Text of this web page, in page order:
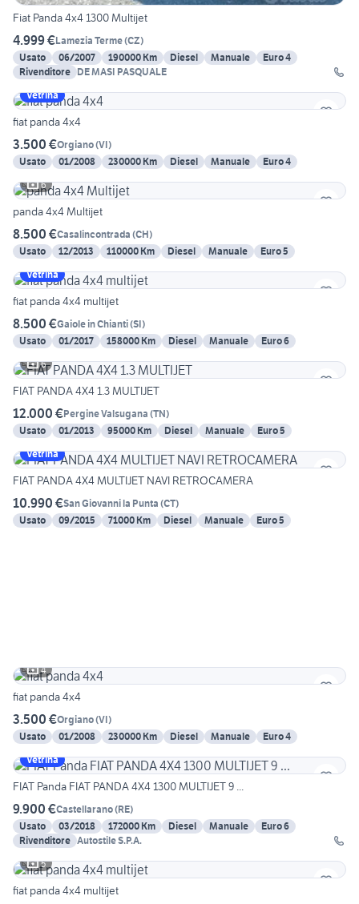
Fiat Panda 4x4 1300 Multijet
4.999 €Lamezia Terme(CZ)
Usato
06/2007 190000 Km Diesel Manuale
Euro 4
Rivenditore DE MASI PASQUALE
Vetrina
fiat panda 4x4
3.500 €Orgiano(VI)
Usato
01/2008 230000 Km Diesel Manuale
Euro 4
6
panda 4x4 Multijet
8.500 €Casalincontrada (CH)
Usato
12/2013 110000 Km Diesel Manuale
Euro 5
Vetrina
fiat panda 4x4 multijet
8.500 €Gaiole in Chianti(SI)
Usato
01/2017 158000 Km Diesel Manuale
Euro 6
6
FIAT PANDA 4X4 1.3 MULTIJET
12.000 €Pergine Valsugana (TN)
Usato
01/2013 95000 Km Diesel Manuale
Euro 5
Vetrina
FIAT PANDA 4X4 MULTIJET NAVI RETROCAMERA
10.990 €San Giovanni la Punta (CT)
Usato
09/2015 71000 Km Diesel Manuale Euro 5
4
fiat panda 4x4
3.500 €Orgiano(VI)
Usato
01/2008 230000 Km Diesel Manuale
Euro 4
Vetrina
FIAT Panda FIAT PANDA 4X4 1300 MULTIJET 9 ...
9.900 €Castellarano(RE)
Usato
03/2018 172000 Km Diesel Manuale
Euro 6
Rivenditore Autostile S.P.A.
5
fiat panda 4x4 multijet